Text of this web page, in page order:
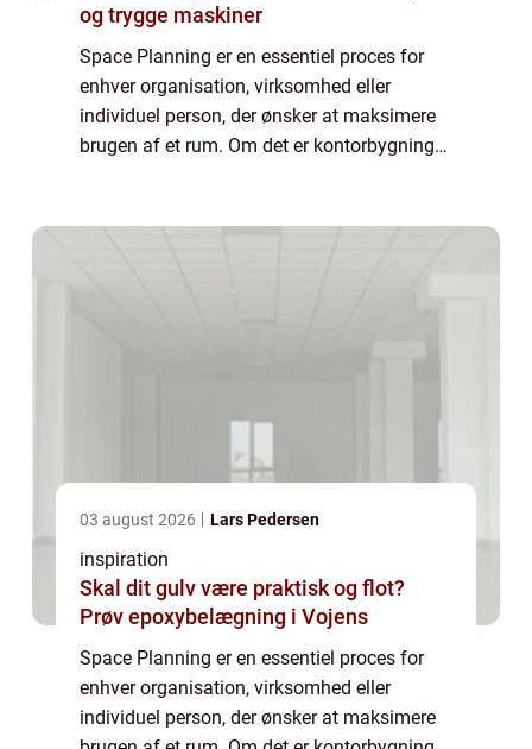
og trygge maskiner
Space Planning er en essentiel proces for
enhver organisation, virksomhed eller
individuel person, der ønsker at maksimere
brugen af et rum. Om det er kontorbygninger,
03 august 2026 Lars Pedersen
inspiration
Skal dit gulv være praktisk og flot?
Prøv epoxybelægning i Vojens
Space Planning er en essentiel proces for
enhver organisation, virksomhed eller
individuel person, der ønsker at maksimere